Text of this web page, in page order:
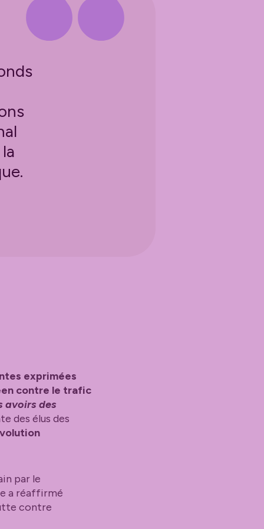
exprimées
contre le trafic
avoirs des
des élus des
par le
a réaffirmé
contre